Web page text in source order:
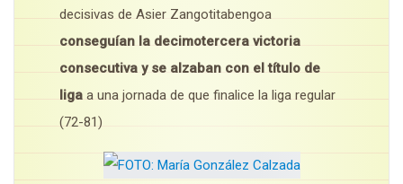
decisivas de Asier Zangotitabengoa
conseguían la decimotercera victoria
consecutiva y se alzaban con el título de
liga a una jornada de que finalice la liga regular
(72-81)